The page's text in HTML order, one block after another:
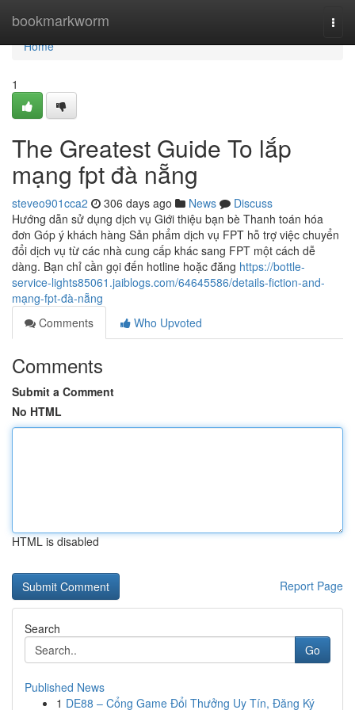
bookmarkworm
Home
Home
1
The Greatest Guide To lắp
mạng fpt đà nẵng
steveo901cca2 306 days ago News
Discuss
Hướng dẫn sử dụng dịch vụ Giới thiệu bạn bè Thanh toán hóa
đơn Góp ý khách hàng Sản phẩm dịch vụ FPT hỗ trợ việc chuyển
đổi dịch vụ từ các nhà cung cấp khác sang FPT một cách dễ
dàng. Bạn chỉ cần gọi đến hotline hoặc đăng https://bottle-
service-lights85061.jaiblogs.com/64645586/details-fiction-and-
mạng-fpt-đà-nẵng
Comments
Who Upvoted
Comments
Submit a Comment
No HTML
HTML is disabled
Report Page
Search
Go
Published News
1 DE88 – Cổng Game Đổi Thưởng Uy Tín, Đăng Ký